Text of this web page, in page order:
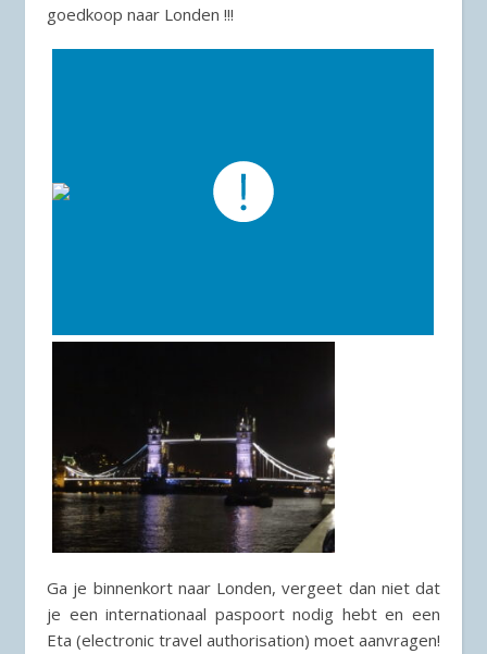
goedkoop naar Londen !!!
Ga je binnenkort naar Londen, vergeet dan niet dat
je een internationaal paspoort nodig hebt en een
Eta (electronic travel authorisation) moet aanvragen!